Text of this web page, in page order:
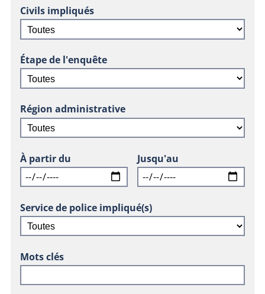
Civils impliqués
Étape de l'enquête
Région administrative
À partir du Jusqu'au
Service de police impliqué(s)
Mots clés